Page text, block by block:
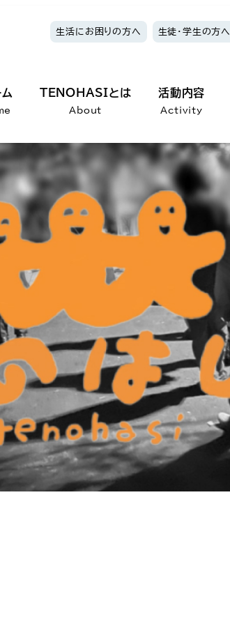
生活にお困りの方へ 生徒・学生の方へ
TENOHASIとは
About
活動内容
Activity